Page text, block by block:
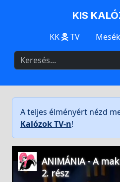
KIS
KK TV Mesék
A teljes élményért nézd
Kalózok TV-n!